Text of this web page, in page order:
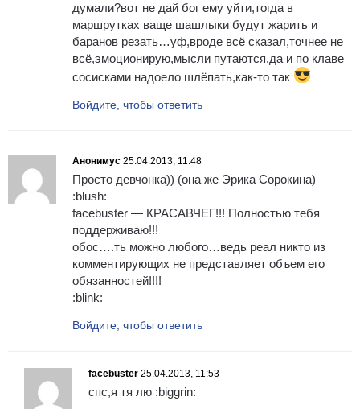
думали?вот не дай бог ему уйти,тогда в
маршрутках ваще шашлыки будут жарить и
баранов резать…уф,вроде всё сказал,точнее не
всё,эмоционирую,мысли путаются,да и по клаве
сосисками надоело шлёпать,как-то так
Войдите, чтобы ответить
Анонимус 25.04.2013, 11:48
Просто девчонка)) (она же Эрика Сорокина)
:blush:
facebuster — КРАСАВЧЕГ!!! Полностью тебя
поддерживаю!!!
обос….ть можно любого…ведь реал никто из
комментирующих не представляет объем его
обязанностей!!!!
:blink:
Войдите, чтобы ответить
facebuster 25.04.2013, 11:53
спс,я тя лю :biggrin: